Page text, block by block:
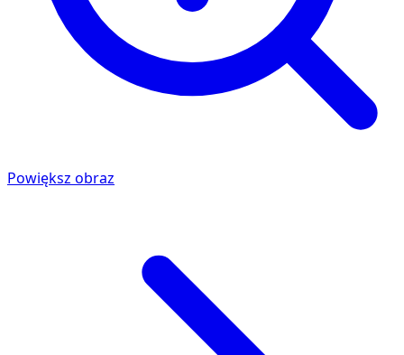
Powiększ obraz